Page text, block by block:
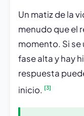
Un matiz de la
menudo que el
momento. Si se
fase alta y hay
respuesta
inicio. [3]